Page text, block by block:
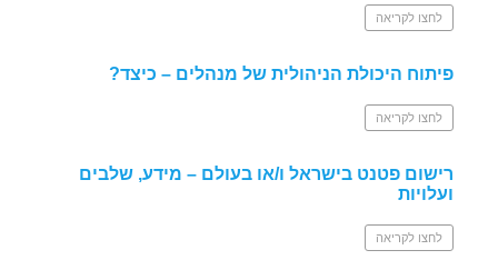
לחצו לקריאה
פיתוח היכולת הניהולית של מנהלים – כיצד?
לחצו לקריאה
רישום פטנט בישראל ו/או בעולם – מידע, שלבים
ועלויות
לחצו לקריאה